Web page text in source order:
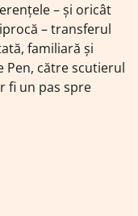
– și oricât
– transferul
familiară și
Pen, către scutierul
fi un pas spre